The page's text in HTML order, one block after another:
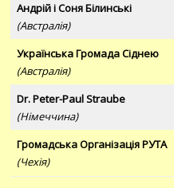
Андрій і Соня Білинські
(Австралія)
Українська Громада Сіднею
(Австралія)
Dr. Peter-Paul Straube
(Німеччина)
Громадська Організація РУТА
(Чехія)